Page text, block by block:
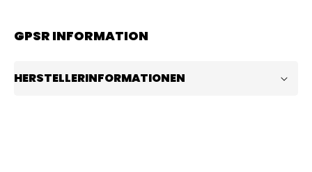
GPSR INFORMATION
HERSTELLERINFORMATIONEN